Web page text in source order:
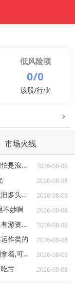
低风险项
0/0
该股/行业
市场火线
[002402和而泰]吃力不讨好,花在这票上的世间怕是浪费了 2026-08-08
2026-08-08
[002402和而泰]板块轮动时的休整罢了,均线依旧多头态势不是么 2026-08-08
不妙啊 2026-08-08
[002402和而泰]这票太弱了股性都没有被激活,有游资大佬来拯救下吗 2026-08-08
作类的 2026-08-08
[002402和而泰]不用瞎操心,优质股票可以长期拿着,可以再拿上一段时间的 2026-08-08
亏 2026-08-08